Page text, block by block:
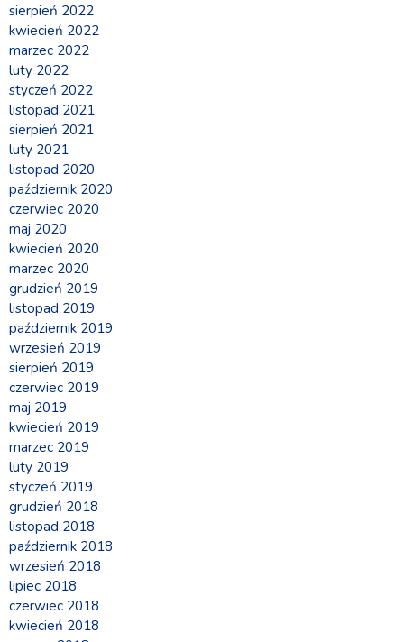
sierpień 2022
kwiecień 2022
marzec 2022
luty 2022
styczeń 2022
listopad 2021
sierpień 2021
luty 2021
listopad 2020
październik 2020
czerwiec 2020
maj 2020
kwiecień 2020
marzec 2020
grudzień 2019
listopad 2019
październik 2019
wrzesień 2019
sierpień 2019
czerwiec 2019
maj 2019
kwiecień 2019
marzec 2019
luty 2019
styczeń 2019
grudzień 2018
listopad 2018
październik 2018
wrzesień 2018
lipiec 2018
czerwiec 2018
kwiecień 2018